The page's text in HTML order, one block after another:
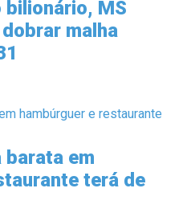
bilionário, MS
malha
barata em
terá de